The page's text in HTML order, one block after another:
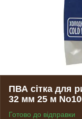
ПВА сітка для
32 мм 25 м
Готово до відправки